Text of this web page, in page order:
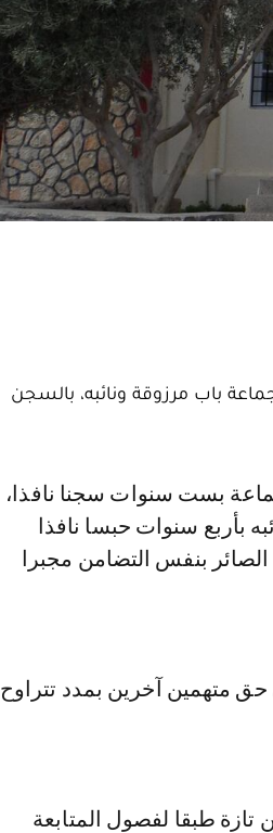
بتارة، الاثنين 8 فبراير 2020، بإدانة رئيس جماعة باب مرزوقة ونائبه، بالسجن
كما أدانت نائبه بأربع سنوات حبسا نافذا
مع تحميلهما الصائر بنفس التضامن مجبرا
متهمين آخرين بمدد تتراوح
تازة طبقا لفصول المتابعة